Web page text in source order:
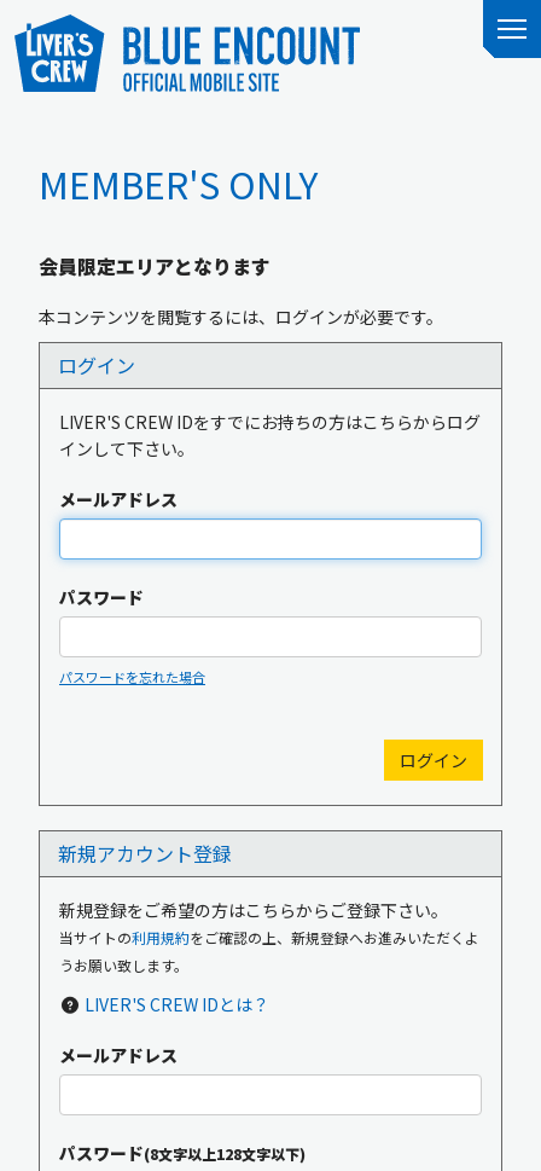
MEMBER'S ONLY
会員限定エリアとなります
本コンテンツを閲覧するには、ログインが必要です。
ログイン
LIVER'S CREW IDをすでにお持ちの方はこちらからログ
インして下さい。
メールアドレス
パスワード
パスワードを忘れた場合
新規アカウント登録
新規登録をご希望の方はこちらからご登録下さい。
当サイトの利用規約をご確認の上、新規登録へお進みいただくよ
うお願い致します。
LIVER'S CREW IDとは？
メールアドレス
パスワード(8文字以上128文字以下)